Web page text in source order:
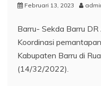
Februari 13, 2023
Barru- Sekda Barru
Koordinasi
Kabupaten Barru di
(14/32/2022).